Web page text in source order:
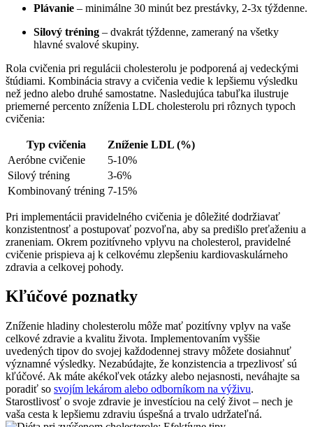
Plávanie – minimálne 30 minút bez prestávky, 2-3x týždenne.
Silový tréning – dvakrát týždenne, zameraný na všetky
hlavné svalové skupiny.
Rola cvičenia pri regulácii cholesterolu je podporená aj vedeckými
štúdiami. Kombinácia stravy a cvičenia vedie k lepšiemu výsledku
než jedno alebo druhé samostatne. Nasledujúca tabuľka ilustruje
priemerné percento zníženia LDL cholesterolu pri rôznych typoch
cvičenia:
Typ cvičenia
Zníženie LDL (%)
Aeróbne cvičenie
5-10%
Silový tréning
3-6%
Kombinovaný tréning 7-15%
Pri implementácii pravidelného cvičenia je dôležité dodržiavať
konzistentnosť a postupovať pozvoľna, aby sa predišlo preťaženiu a
zraneniam. Okrem pozitívneho vplyvu na cholesterol, pravidelné
cvičenie prispieva aj k celkovému zlepšeniu kardiovaskulárneho
zdravia a celkovej pohody.
Kľúčové poznatky
Zníženie hladiny cholesterolu môže mať pozitívny vplyv na vaše
celkové zdravie a kvalitu života. Implementovaním vyššie
uvedených tipov do svojej každodennej stravy môžete dosiahnuť
významné výsledky. Nezabúdajte, že konzistencia a trpezlivosť sú
kľúčové. Ak máte akékoľvek otázky alebo nejasnosti, neváhajte sa
poradiť so svojím lekárom alebo odborníkom na výživu.
Starostlivosť o svoje zdravie je investíciou na celý život – nech je
vaša cesta k lepšiemu zdraviu úspešná a trvalo udržateľná.